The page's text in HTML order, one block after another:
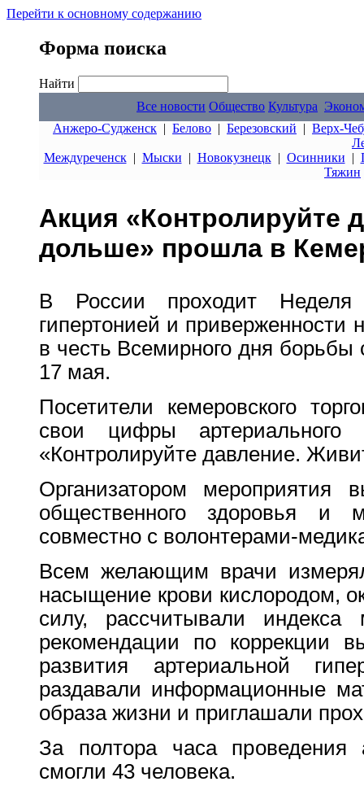
Перейти к основному содержанию
Форма поиска
Найти
Все новости Общество Культура
Анжеро-Судженск | Белово | Березовский | Верх-
Междуреченск| Мыски | Новокузнецк| Осинники |
Тяжин
Акция «Контролируйте
дольше» прошла в
В России проходит
гипертонией и приверженности
в честь Всемирного дня борьбы
17 мая.
Посетители кемеровского
свои цифры
«Контролируйте давление.
Организатором мероприятия
общественного здоровья и
совместно с волонтерами-
Всем желающим врачи
насыщение крови кислородом,
силу, рассчитывали
рекомендации по коррекции
развития артериальной
раздавали информационные
образа жизни и приглашали
За полтора часа проведения
смогли 43 человека.